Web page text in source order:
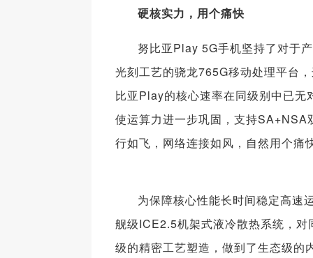
硬核实力，用个痛快
努比亚Play 5G手机坚持了对于
光刻工艺的骁龙765G移动处理平台
比亚Play的核心速率在同级别中已
使运算力进一步巩固，支持
行如飞，网络连接如风，自然用个痛
为保障核心性能长时间稳定高速
舰级ICE2.5机架式液冷散热系统，
级的精密工艺塑造，做到了生态级的